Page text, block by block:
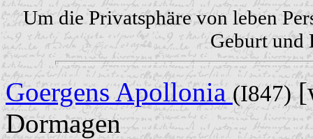
Um die Privatsphäre von leben
Geburt und
Goergens Apollonia(I847)
Dormagen